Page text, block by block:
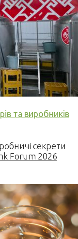
та виробників
секрети
Forum 2026